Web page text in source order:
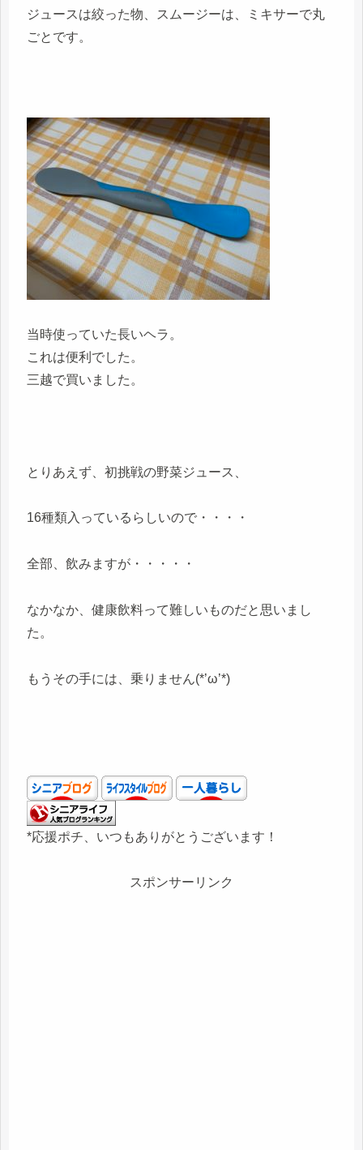
ジュースは絞った物、スムージーは、ミキサーで丸
ごとです。
当時使っていた長いヘラ。
これは便利でした。
三越で買いました。
とりあえず、初挑戦の野菜ジュース、
16種類入っているらしいので・・・・
全部、飲みますが・・・・・
なかなか、健康飲料って難しいものだと思いまし
た。
もうその手には、乗りません(*’ω’*)
*応援ポチ、いつもありがとうございます！
スポンサーリンク